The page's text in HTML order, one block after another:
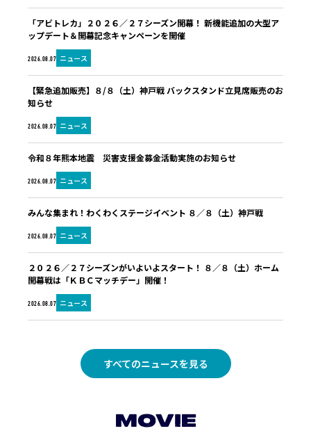
2026.08.07 ニュース
「アビトレカ」２０２６／２７シーズン開幕！ 新機能追加の大型ア
ップデート＆開幕記念キャンペーンを開催
2026.08.07 ニュース
【緊急追加販売】８/８（土）神戸戦 バックスタンド立見席販売のお
知らせ
2026.08.07 ニュース
令和８年熊本地震 災害支援金募金活動実施のお知らせ
2026.08.07 ニュース
みんな集まれ！わくわくステージイベント ８／８（土）神戸戦
2026.08.07 ニュース
２０２６／２７シーズンがいよいよスタート！ ８／８（土）ホーム
開幕戦は「ＫＢＣマッチデー」開催！
すべてのニュースを見る
MOVIE